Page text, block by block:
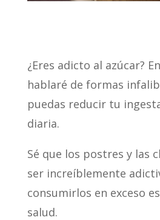
¿Eres adicto al azúcar?
hablaré de formas
puedas reducir tu
diaria.
Sé que los postres y las
ser increíblemente
consumirlos en exceso
salud.